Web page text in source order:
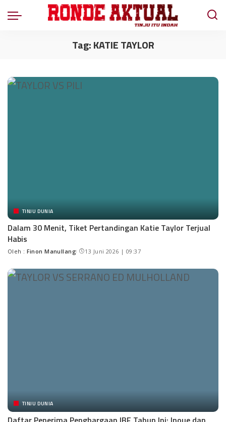
Tag:KATIE TAYLOR
TINJU DUNIA
Dalam 30 Menit, Tiket Pertandingan Katie Taylor Terjual
Habis
Oleh : Finon Manullang 13 Juni 2026 | 09:37
TINJU DUNIA